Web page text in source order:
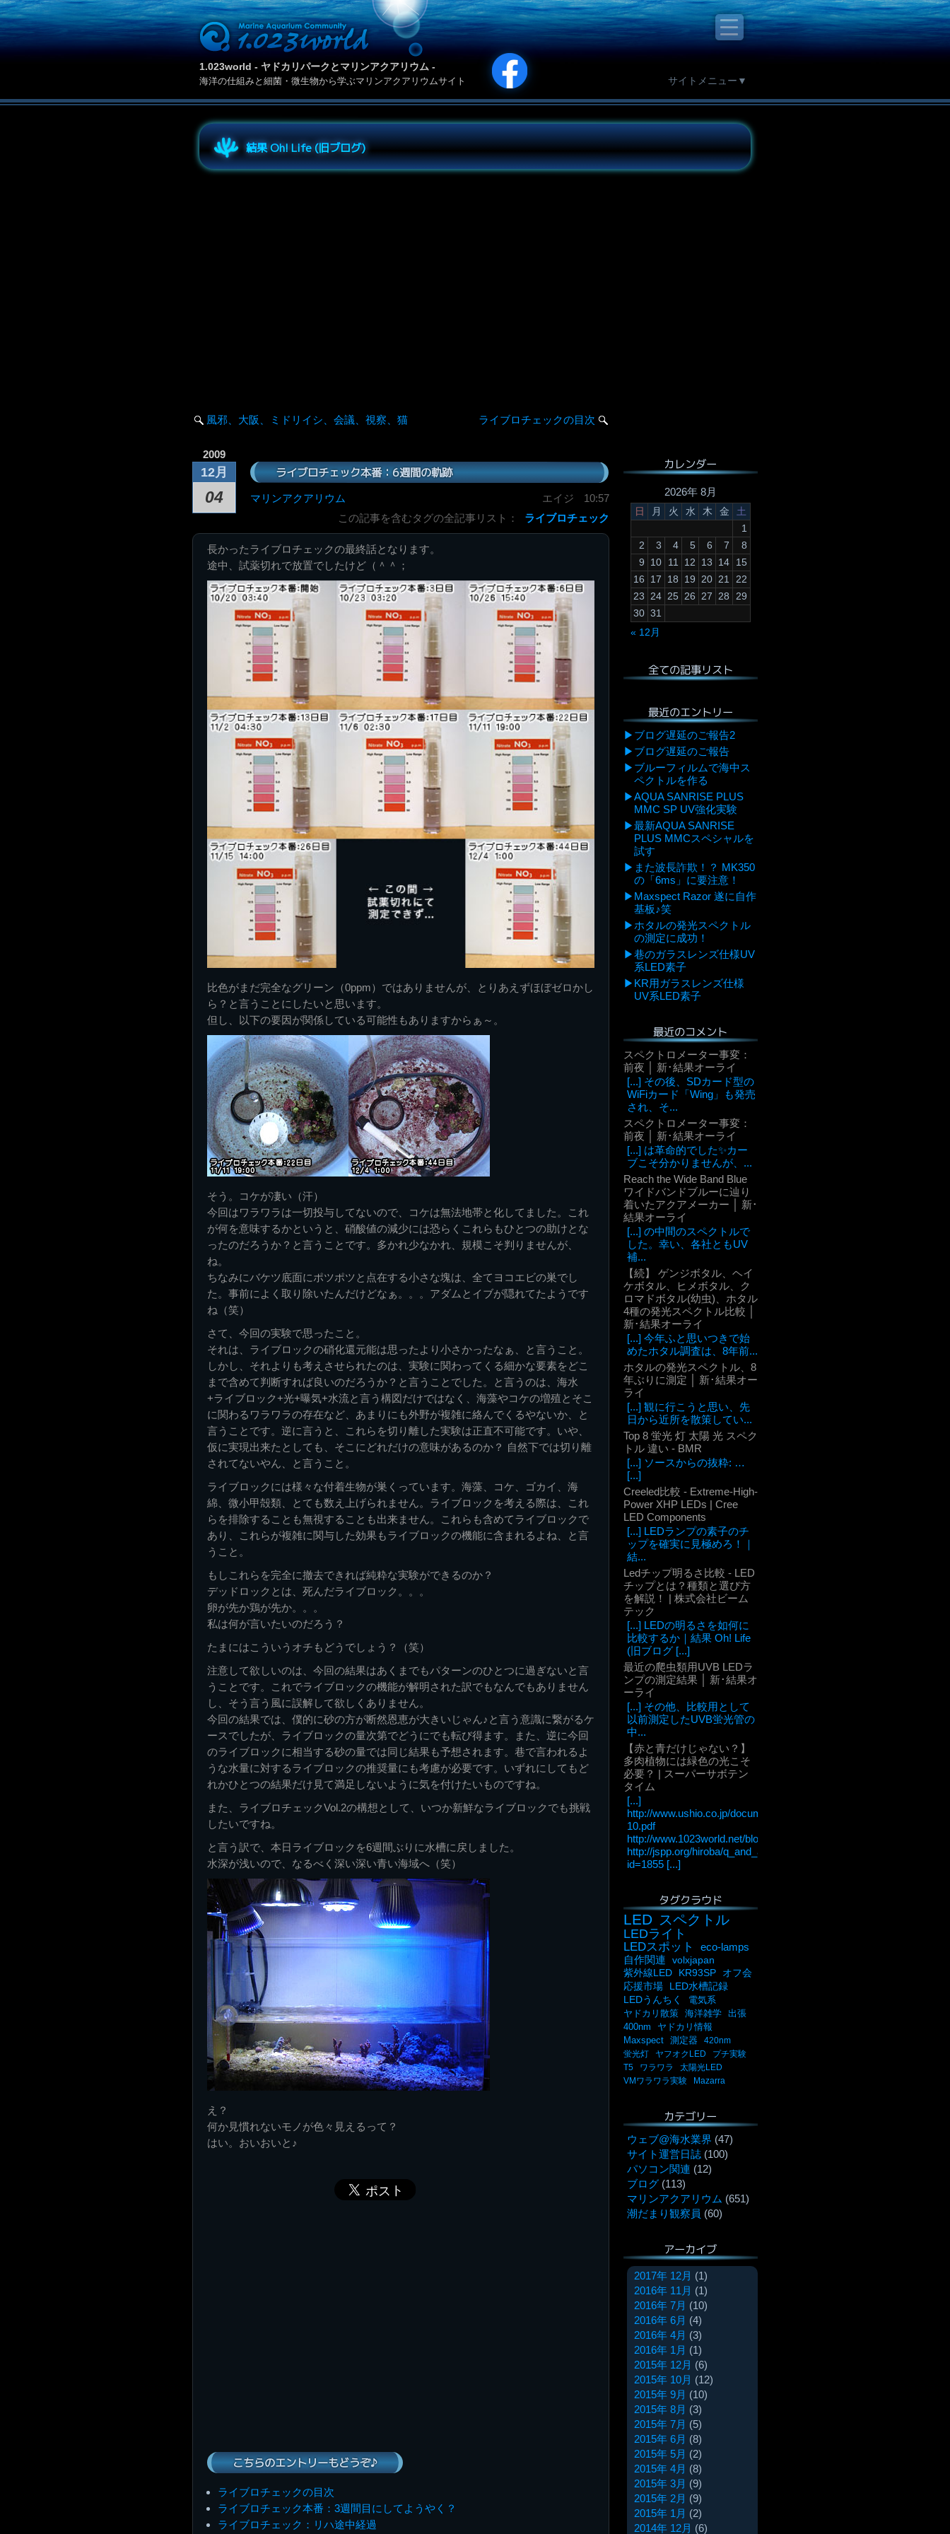
1.023world - ヤドカリパークとマリンアクアリウム -
海洋の仕組みと細菌・微生物から学ぶマリンアクアリウムサイト サイトメニュー▼
結果 Oh! Life (旧ブログ)
風邪、大阪、ミドリイシ、会議、視察、猫 ライブロチェックの目次
2009
12月
04
ライブロチェック本番：6週間の軌跡
マリンアクアリウム エイジ
10:57
この記事を含むタグの全記事リスト：
ライブロチェック
長かったライブロチェックの最終話となります。
途中、試薬切れで放置でしたけど（＾＾；
比色がまだ完全なグリーン（0ppm）ではありませんが、とりあえずほぼゼロかし
ら？と言うことにしたいと思います。
但し、以下の要因が関係している可能性もありますからぁ～。
そう。コケが凄い（汗）
今回はワラワラは一切投与してないので、コケは無法地帯と化してました。これ
が何を意味するかというと、硝酸値の減少には恐らくこれらもひとつの助けとな
ったのだろうか？と言うことです。多かれ少なかれ、規模こそ判りませんが、
ね。
ちなみにバケツ底面にポツポツと点在する小さな塊は、全てヨコエビの巣でし
た。事前によく取り除いたんだけどなぁ。。。アダムとイブが隠れてたようです
ね（笑）
さて、今回の実験で思ったこと。
それは、ライブロックの硝化還元能は思ったより小さかったなぁ、と言うこと。
しかし、それよりも考えさせられたのは、実験に関わってくる細かな要素をどこ
まで含めて判断すれば良いのだろうか？と言うことでした。と言うのは、海水
+ライブロック+光+曝気+水流と言う構図だけではなく、海藻やコケの増殖とそこ
に関わるワラワラの存在など、あまりにも外野が複雑に絡んでくるやないか、と
言うことです。逆に言うと、これらを切り離した実験は正直不可能です。いや、
仮に実現出来たとしても、そこにどれだけの意味があるのか？ 自然下では切り離
されてないやん、と言うこと。
ライブロックには様々な付着生物が巣くっています。海藻、コケ、ゴカイ、海
綿、微小甲殻類、とても数え上げられません。ライブロックを考える際は、これ
らを排除することも無視することも出来ません。これらも含めてライブロックで
あり、これらが複雑に関与した効果もライブロックの機能に含まれるよね、と言
うこと。
もしこれらを完全に撤去できれば純粋な実験ができるのか？
デッドロックとは、死んだライブロック。。。
卵が先か鶏が先か。。。
私は何が言いたいのだろう？
たまにはこういうオチもどうでしょう？（笑）
注意して欲しいのは、今回の結果はあくまでもパターンのひとつに過ぎないと言
うことです。これでライブロックの機能が解明された訳でもなんでもありません
し、そう言う風に誤解して欲しくありません。
今回の結果では、僕的に砂の方が断然恩恵が大きいじゃん♪と言う意識に繋がるケ
ースでしたが、ライブロックの量次第でどうにでも転び得ます。また、逆に今回
のライブロックに相当する砂の量では同じ結果も予想されます。巷で言われるよ
うな水量に対するライブロックの推奨量にも考慮が必要です。いずれにしてもど
れかひとつの結果だけ見て満足しないように気を付けたいものですね。
また、ライブロチェックVol.2の構想として、いつか新鮮なライブロックでも挑戦
したいですね。
と言う訳で、本日ライブロックを6週間ぶりに水槽に戻しました。
水深が浅いので、なるべく深い深い青い海域へ（笑）
え？
何か見慣れないモノが色々見えるって？
はい。おいおいと♪
こちらのエントリーもどうぞ♪
ライブロチェックの目次
ライブロチェック本番：3週間目にしてようやく？
ライブロチェック：リハ途中経過
カレンダー
2026年 8月
日 月 火 水 木 金 土
« 12月
1
2
3 4 5 6 7
8
9
10 11 12 13 14
15
16
17 18 19 20 21
22
23
24 25 26 27 28
29
30 31
全ての記事リスト
最近のエントリー
ブログ遅延のご報告2
ブログ遅延のご報告
ブルーフィルムで海中ス
ペクトルを作る
AQUA SANRISE PLUS
MMC SP UV強化実験
最新AQUA SANRISE
PLUS MMCスペシャルを
試す
また波長詐欺！？ MK350
の「6ms」に要注意！
Maxspect Razor 遂に自作
基板♪笑
ホタルの発光スペクトル
の測定に成功！
巷のガラスレンズ仕様UV
系LED素子
KR用ガラスレンズ仕様
UV系LED素子
最近のコメント
スペクトロメーター事変：
前夜 │ 新･結果オーライ
[...] その後、SDカード型の
WiFiカード「Wing」も発売
され、そ...
スペクトロメーター事変：
前夜 │ 新･結果オーライ
[...] は革命的でした✨カー
ブこそ分かりませんが、...
Reach the Wide Band Blue
ワイドバンドブルーに辿り
着いたアクアメーカー │ 新･
結果オーライ
[...] の中間のスペクトルで
した。幸い、各社ともUV
補...
【続】 ゲンジボタル、ヘイ
ケボタル、ヒメボタル、ク
ロマドボタル(幼虫)、ホタル
4種の発光スペクトル比較 │
新･結果オーライ
[...] 今年ふと思いつきで始
めたホタル調査は、8年前...
ホタルの発光スペクトル、8
年ぶりに測定 │ 新･結果オー
ライ
[...] 観に行こうと思い、先
日から近所を散策してい...
Top 8 蛍光 灯 太陽 光 スペク
トル 違い - BMR
[...] ソースからの抜粋: …
[...]
Creeled比較 - Extreme-High-
Power XHP LEDs | Cree
LED Components
[...] LEDランプの素子のチ
ップを確実に見極めろ！｜
結...
Ledチップ明るさ比較 - LED
チップとは？種類と選び方
を解説！ | 株式会社ビーム
テック
[...] LEDの明るさを如何に
比較するか｜結果 Oh! Life
(旧ブログ [...]
最近の爬虫類用UVB LEDラ
ンプの測定結果 │ 新･結果オ
ーライ
[...] その他、比較用として
以前測定したUVB蛍光管の
中...
【赤と青だけじゃない？】
多肉植物には緑色の光こそ
必要？ | スーパーサボテン
タイム
[...]
http://www.ushio.co.jp/documents/technology/lightedge/lightedge_36/
10.pdf
http://www.1023world.net/blog/
http://jspp.org/hiroba/q_and_a/detail.html?
id=1855 [...]
タグクラウド
LED スペクトル
LEDライト
LEDスポット
eco-lamps
自作関連
volxjapan
紫外線LED
KR93SP
オフ会
応援市場
LED水槽記録
LEDうんちく
電気系
ヤドカリ散策 海洋雑学 出張
400nm
ヤドカリ情報
Maxspect
測定器
420nm
蛍光灯
ヤフオクLED
プチ実験
T5
ワラワラ
太陽光LED
VMワラワラ実験
Mazarra
カテゴリー
ウェブ@海水業界 (47)
サイト運営日誌 (100)
パソコン関連 (12)
ブログ (113)
マリンアクアリウム (651)
潮だまり観察員 (60)
アーカイブ
2017年 12月 (1)
2016年 11月 (1)
2016年 7月 (10)
2016年 6月 (4)
2016年 4月 (3)
2016年 1月 (1)
2015年 12月 (6)
2015年 10月 (12)
2015年 9月 (10)
2015年 8月 (3)
2015年 7月 (5)
2015年 6月 (8)
2015年 5月 (2)
2015年 4月 (8)
2015年 3月 (9)
2015年 2月 (9)
2015年 1月 (2)
2014年 12月 (6)